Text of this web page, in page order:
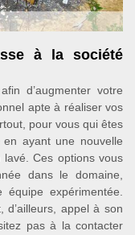
à la société
d’augmenter votre
apte à réaliser vos
pour vous qui êtes
en ayant une nouvelle
Ces options vous
dans le domaine,
équipe expérimentée.
d’ailleurs, appel à son
pas à la contacter